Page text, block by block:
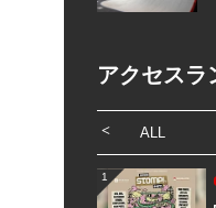
アクセスラ
ALL
1